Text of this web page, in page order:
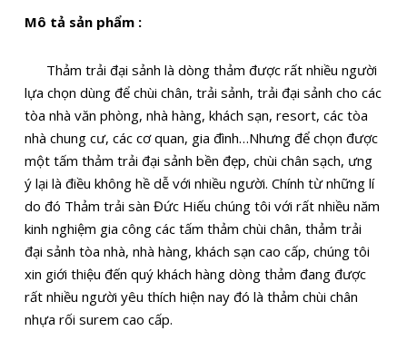
Mô tả sản phẩm :
Thảm trải đại sảnh là dòng thảm được rất nhiều người
lựa chọn dùng để chùi chân, trải sảnh, trải đại sảnh cho các
tòa nhà văn phòng, nhà hàng, khách sạn, resort, các tòa
nhà chung cư, các cơ quan, gia đình…Nhưng để chọn được
một tấm thảm trải đại sảnh bền đẹp, chùi chân sạch, ưng
ý lại là điều không hề dễ với nhiều người. Chính từ những lí
do đó Thảm trải sàn Đức Hiếu chúng tôi với rất nhiều năm
kinh nghiệm gia công các tấm thảm chùi chân, thảm trải
đại sảnh tòa nhà, nhà hàng, khách sạn cao cấp, chúng tôi
xin giới thiệu đến quý khách hàng dòng thảm đang được
rất nhiều người yêu thích hiện nay đó là thảm chùi chân
nhựa rối surem cao cấp.